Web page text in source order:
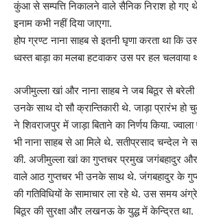
कुंआ से सम्पत्ति निकालने वाले सैनिक निराश हो गए
इनाम कभी नहीं दिया जाएगा.
होप ग्रण्ट नाना साहब से इतनी घृणा करता था
ध्वस्त बाड़ा का मलबा हटवाकर उस पर हल चलवाया
अजीमुल्ला खां और नाना साहब ने जब बिठूर से
उनके साथ दो सौ क्रान्तिकारी थे. जाड़ा प्रारंभ हो
ने शिवराजपुर में जाड़ा बिताने का निर्णय किया.
भी नाना साहब से आ मिले थे. सतीप्रसाद चन्देल ने
की. अजीमुल्ला खां का गुप्तचर प्रमुख जगंबहादुर
वाले आठ गुप्तचर भी उनके साथ थे. जंगबहादुर के
की गतिविधियों के सामाचार ला रहे थे. उस समय
बिठूर की सुरक्षा और लखनऊ के युद्ध में केन्द्रित था.